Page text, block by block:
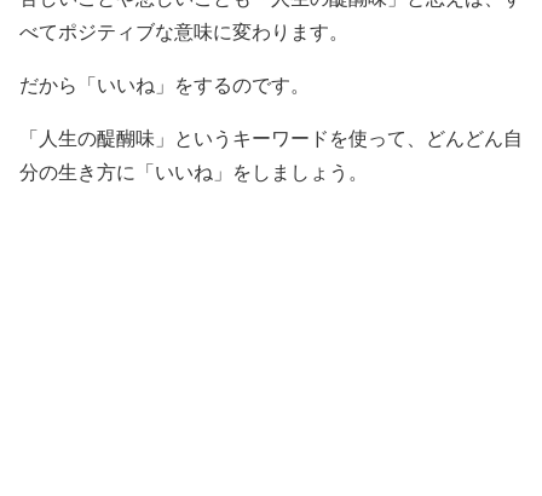
べてポジティブな意味に変わります。
だから「いいね」をするのです。
「人生の醍醐味」というキーワードを使って、どんどん自
分の生き方に「いいね」をしましょう。